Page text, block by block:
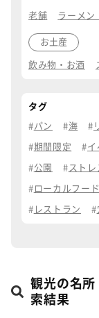
老舗 ラーメン
お土産
飲み物・お酒
タグ
パン 海
期間限定 イ
公園 ストレ
ローカルフード
レストラン
観光の名
索結果